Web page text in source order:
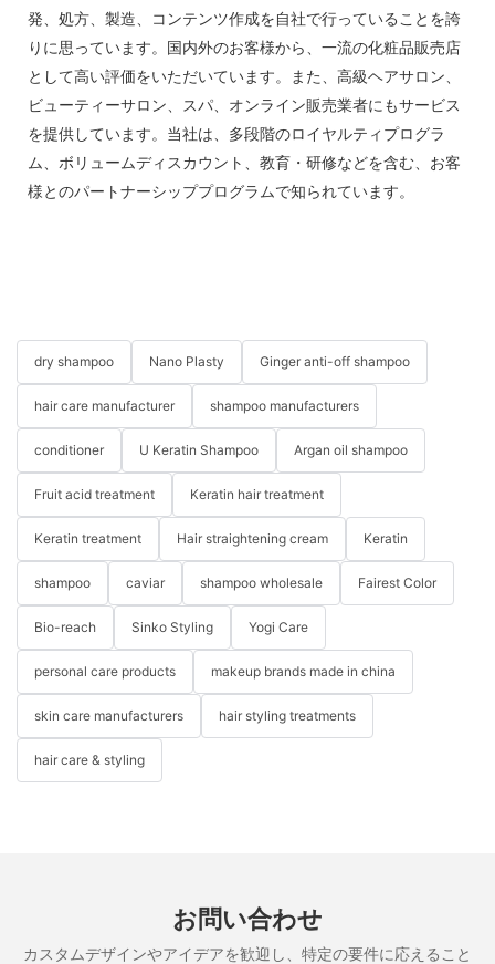
発、処方、製造、コンテンツ作成を自社で行っていることを誇
りに思っています。国内外のお客様から、一流の化粧品販売店
として高い評価をいただいています。また、高級ヘアサロン、
ビューティーサロン、スパ、オンライン販売業者にもサービス
を提供しています。当社は、多段階のロイヤルティプログラ
ム、ボリュームディスカウント、教育・研修などを含む、お客
様とのパートナーシッププログラムで知られています。
dry shampoo Nano Plasty Ginger anti-off shampoo
hair care manufacturer shampoo manufacturers
conditioner U Keratin Shampoo Argan oil shampoo
Fruit acid treatment Keratin hair treatment
Keratin treatment Hair straightening cream Keratin
shampoo caviar shampoo wholesale Fairest Color
Bio-reach Sinko Styling Yogi Care
personal care products makeup brands made in china
skin care manufacturers hair styling treatments
hair care & styling
お問い合わせ
カスタムデザインやアイデアを歓迎し、特定の要件に応えること